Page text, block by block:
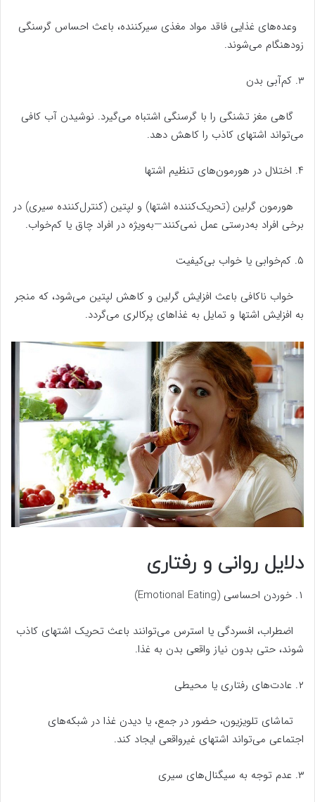
وعده‌های غذایی فاقد مواد مغذی سیرکننده، باعث احساس گرسنگی
زودهنگام می‌شوند.
۳. کم‌آبی بدن
گاهی مغز تشنگی را با گرسنگی اشتباه می‌گیرد. نوشیدن آب کافی
می‌تواند اشتهای کاذب را کاهش دهد.
۴. اختلال در هورمون‌های تنظیم اشتها
هورمون گرلین (تحریک‌کننده اشتها) و لپتین (کنترل‌کننده سیری) در
برخی افراد به‌درستی عمل نمی‌کنند—به‌ویژه در افراد چاق یا کم‌خواب.
۵. کم‌خوابی یا خواب بی‌کیفیت
خواب ناکافی باعث افزایش گرلین و کاهش لپتین می‌شود، که منجر
به افزایش اشتها و تمایل به غذاهای پرکالری می‌گردد.
دلایل روانی و رفتاری
۱. خوردن احساسی (Emotional Eating)
اضطراب، افسردگی یا استرس می‌توانند باعث تحریک اشتهای کاذب
شوند، حتی بدون نیاز واقعی بدن به غذا.
۲. عادت‌های رفتاری یا محیطی
تماشای تلویزیون، حضور در جمع، یا دیدن غذا در شبکه‌های
اجتماعی می‌تواند اشتهای غیرواقعی ایجاد کند.
۳. عدم توجه به سیگنال‌های سیری